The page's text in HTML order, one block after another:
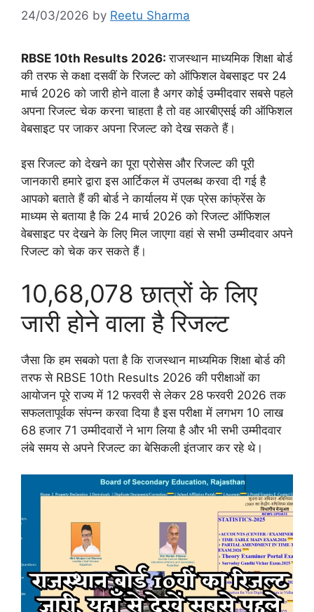
24/03/2026 by Reetu Sharma
RBSE 10th Results 2026:राजस्थान माध्यमिक शिक्षा बोर्ड
की तरफ से कक्षा दसवीं के रिजल्ट को ऑफिशल वेबसाइट पर 24
मार्च 2026 को जारी होने वाला है अगर कोई उम्मीदवार सबसे पहले
अपना रिजल्ट चेक करना चाहता है तो वह आरबीएसई की ऑफिशल
वेबसाइट पर जाकर अपना रिजल्ट को देख सकते हैं।
इस रिजल्ट को देखने का पूरा प्रोसेस और रिजल्ट की पूरी
जानकारी हमारे द्वारा इस आर्टिकल में उपलब्ध करवा दी गई है
आपको बताते हैं की बोर्ड ने कार्यालय में एक प्रेस कांफ्रेंस के
माध्यम से बताया है कि 24 मार्च 2026 को रिजल्ट ऑफिशल
वेबसाइट पर देखने के लिए मिल जाएगा वहां से सभी उम्मीदवार अपने
रिजल्ट को चेक कर सकते हैं।
10,68,078 छात्रों के लिए
जारी होने वाला है रिजल्ट
जैसा कि हम सबको पता है कि राजस्थान माध्यमिक शिक्षा बोर्ड की
तरफ से RBSE 10th Results 2026 की परीक्षाओं का
आयोजन पूरे राज्य में 12 फरवरी से लेकर 28 फरवरी 2026 तक
सफलतापूर्वक संपन्न करवा दिया है इस परीक्षा में लगभग 10 लाख
68 हजार 71 उम्मीदवारों ने भाग लिया है और भी सभी उम्मीदवार
लंबे समय से अपने रिजल्ट का बेसिकली इंतजार कर रहे थे।